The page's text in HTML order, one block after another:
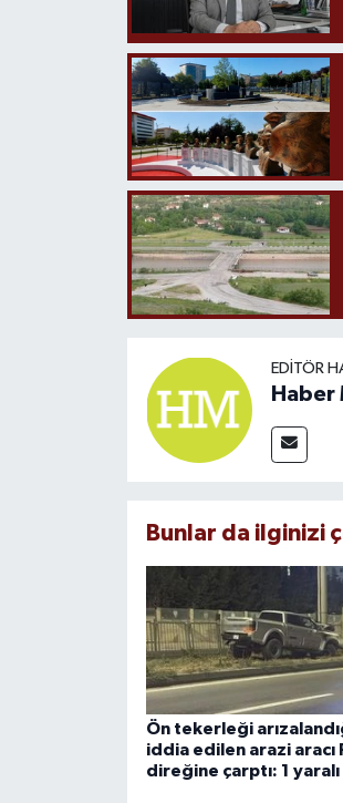
EDITÖR
Haber
Bunlar da ilginizi
Ön tekerleği
iddia edilen arazi aracı
direğine çarptı: 1 yaralı